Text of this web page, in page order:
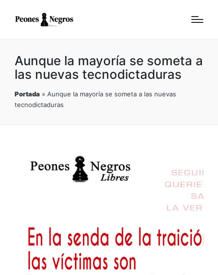
Aunque la mayoría se someta a
las nuevas tecnodictaduras
Portada » Aunque la mayoría se someta a las nuevas
tecnodictaduras